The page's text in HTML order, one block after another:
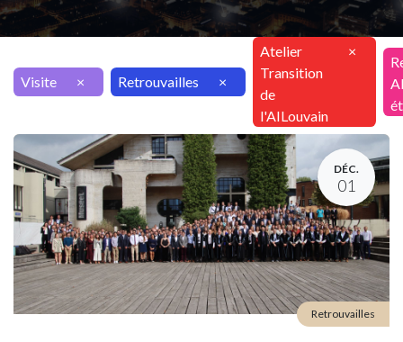
Visite × Retrouvailles ×
Atelier
Transition
de
l'AILouvain
×
DÉC.
01
Retrouvailles